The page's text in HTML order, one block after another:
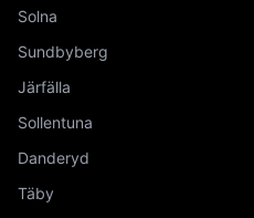
Solna
Sundbyberg
Järfälla
Sollentuna
Danderyd
Täby